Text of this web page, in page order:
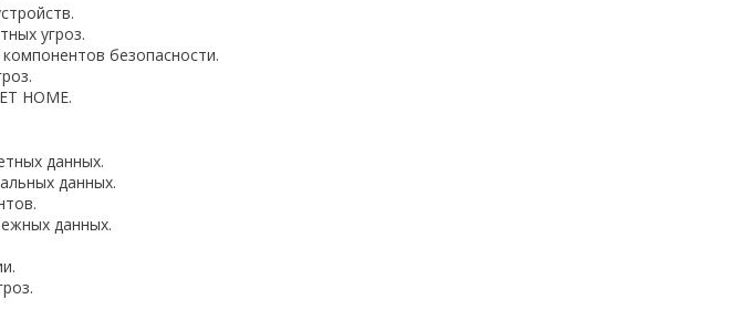
угроз.
безопасности.
HOME.
данных.
данных.
данных.